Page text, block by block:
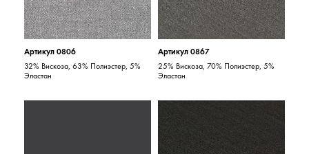
Артикул 0806
32% Вискоза, 63% Полиэстер, 5%
Эластан
Артикул 0867
25% Вискоза, 70% Полиэстер, 5%
Эластан